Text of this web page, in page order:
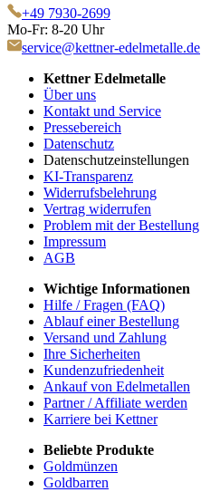
+49 7930-2699
Mo-Fr: 8-20 Uhr
service@kettner-edelmetalle.de
Kettner Edelmetalle
Über uns
Kontakt und Service
Pressebereich
Datenschutz
Datenschutzeinstellungen
KI-Transparenz
Widerrufsbelehrung
Vertrag widerrufen
Problem mit der Bestellung
Impressum
AGB
Wichtige Informationen
Hilfe / Fragen (FAQ)
Ablauf einer Bestellung
Versand und Zahlung
Ihre Sicherheiten
Kundenzufriedenheit
Ankauf von Edelmetallen
Partner / Affiliate werden
Karriere bei Kettner
Beliebte Produkte
Goldmünzen
Goldbarren